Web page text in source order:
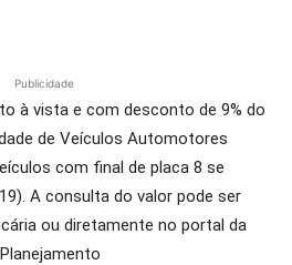
Publicidade
à vista e com desconto de 9% do
de Veículos Automotores
com final de placa 8 se
A consulta do valor pode ser
ou diretamente no portal da